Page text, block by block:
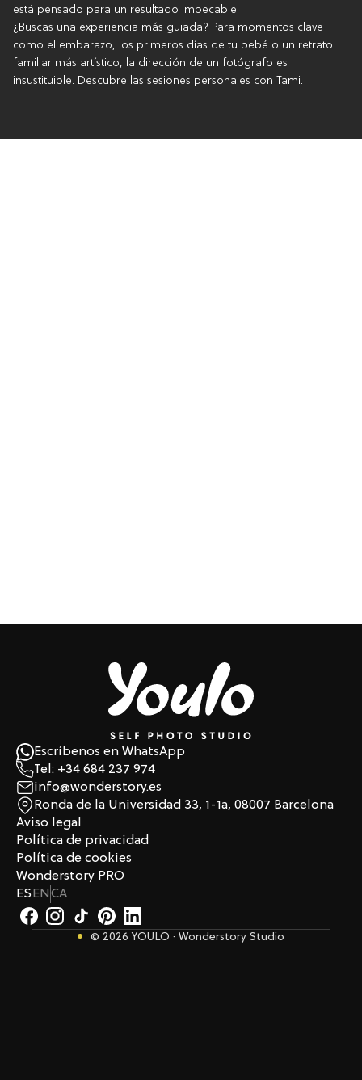
está pensado para un resultado impecable.
¿Buscas una experiencia más guiada? Para momentos clave
como el embarazo, los primeros días de tu bebé o un retrato
familiar más artístico, la dirección de un fotógrafo es
insustituible. Descubre las sesiones personales con Tami.
Escríbenos en WhatsApp
Tel: +34 684 237 974
info@wonderstory.es
Ronda de la Universidad 33, 1-1a, 08007 Barcelona
Aviso legal
Política de privacidad
Política de cookies
Wonderstory PRO
ES EN CA
© 2026 YOULO · Wonderstory Studio